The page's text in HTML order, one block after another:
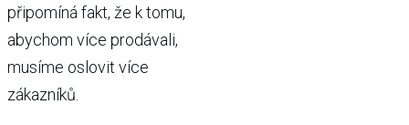
připomíná fakt, že k tomu,
abychom více prodávali,
musíme oslovit více
zákazníků.